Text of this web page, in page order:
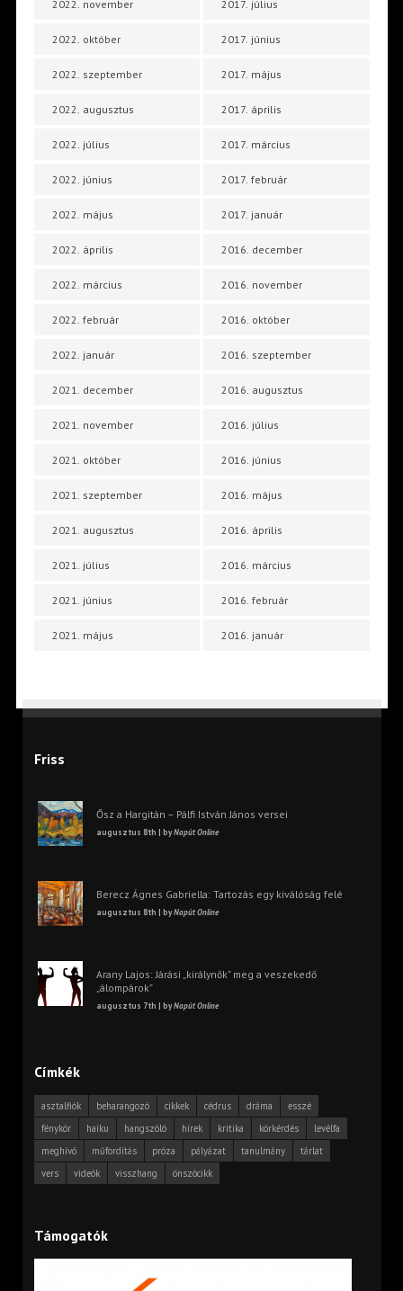
2022. november
2022. október
2022. szeptember
2022. augusztus
2022. július
2022. június
2022. május
2022. április
2022. március
2022. február
2022. január
2021. december
2021. november
2021. október
2021. szeptember
2021. augusztus
2021. július
2021. június
2021. május
2017. július
2017. június
2017. május
2017. április
2017. március
2017. február
2017. január
2016. december
2016. november
2016. október
2016. szeptember
2016. augusztus
2016. július
2016. június
2016. május
2016. április
2016. március
2016. február
2016. január
Friss
Ősz a Hargitán – Pálfi István János versei
augusztus 8th | byNapút Online
Berecz Ágnes Gabriella: Tartozás egy kiválóság felé
augusztus 8th | byNapút Online
Arany Lajos: Járási „királynők” meg a veszekedő
„álompárok”
augusztus 7th | byNapút Online
Címkék
asztalfiók beharangozó cikkek cédrus dráma
esszé
fénykör
haiku hangszóló hírek kritika körkérdés
levélfa
meghívó
műfordítás próza pályázat tanulmány
tárlat
vers
videók visszhang önszócikk
Támogatók